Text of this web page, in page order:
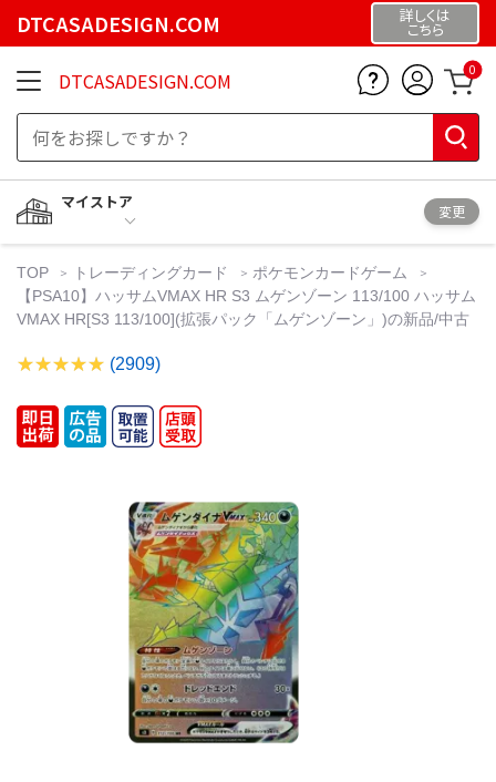
DTCASADESIGN.COM 詳しくは
こちら
DTCASADESIGN.COM 0
マイストア
変更
TOP トレーディングカード
ポケモンカードゲーム
【PSA10】ハッサムVMAX HR S3 ムゲンゾーン 113/100 ハッサム
VMAX HR[S3 113/100](拡張パック「ムゲンゾーン」)の新品/中古
(2909)